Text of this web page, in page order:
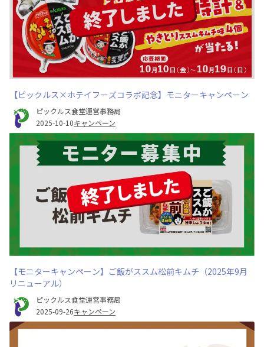
【ピックルス×ホテイフーズコラボ記念】モニターキャンペーン
ピックルス食堂運営事務局
2025-10-10キャンペーン
【モニターキャンペーン】ご飯がススム松前キムチ（2025年9月
リニューアル）
ピックルス食堂運営事務局
2025-09-26キャンペーン